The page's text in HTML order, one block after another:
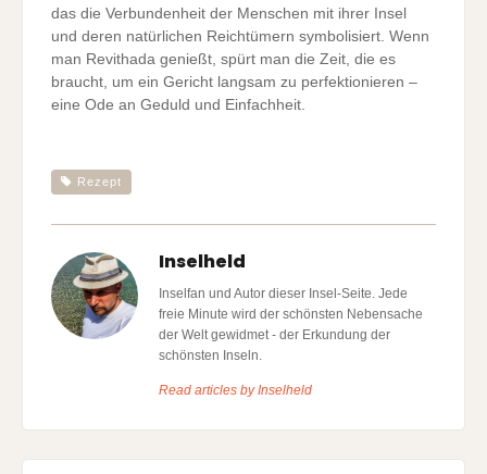
das die Verbundenheit der Menschen mit ihrer Insel
und deren natürlichen Reichtümern symbolisiert. Wenn
man Revithada genießt, spürt man die Zeit, die es
braucht, um ein Gericht langsam zu perfektionieren –
eine Ode an Geduld und Einfachheit.
Rezept
Inselheld
Inselfan und Autor dieser Insel-Seite. Jede
freie Minute wird der schönsten Nebensache
der Welt gewidmet - der Erkundung der
schönsten Inseln.
Read articles by Inselheld